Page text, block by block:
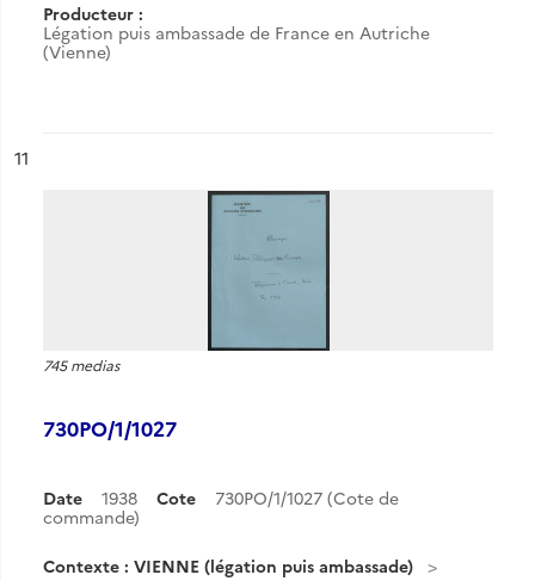
Producteur :
Légation puis ambassade de France en Autriche
(Vienne)
n°
11
745 medias
730PO/1/1027
Date 1938 Cote
730PO/1/1027 (Cote de
commande)
Contexte : VIENNE (légation puis ambassade)